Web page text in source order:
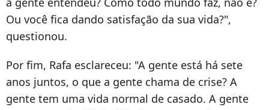
Ou você fica dando satisfação da sua vida?",
questionou.
Por fim, Rafa esclareceu: "A gente está há sete
anos juntos, o que a gente chama de crise? A
gente tem uma vida normal de casado. A gente